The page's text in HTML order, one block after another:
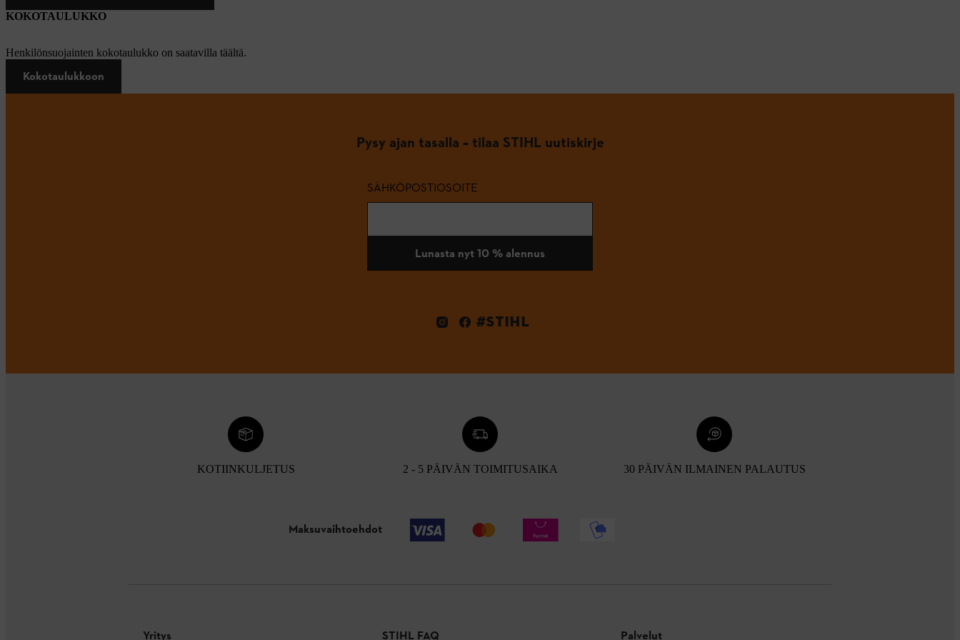
KOKOTAULUKKO
Henkilönsuojainten kokotaulukko on saatavilla täältä.
Kokotaulukkoon
Pysy ajan tasalla – tilaa STIHL uutiskirje
SÄHKÖPOSTIOSOITE
Lunasta nyt 10 % alennus
#STIHL
KOTIINKULJETUS 2 - 5 PÄIVÄN TOIMITUSAIKA 30 PÄIVÄN ILMAINEN PALAUTUS
Maksuvaihtoehdot
Yritys STIHL FAQ Palvelut